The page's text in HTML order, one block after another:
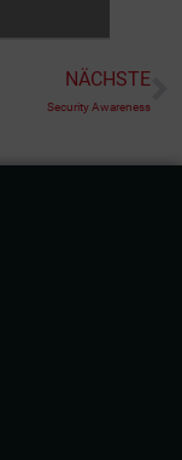
NÄCHSTE
Security Awareness